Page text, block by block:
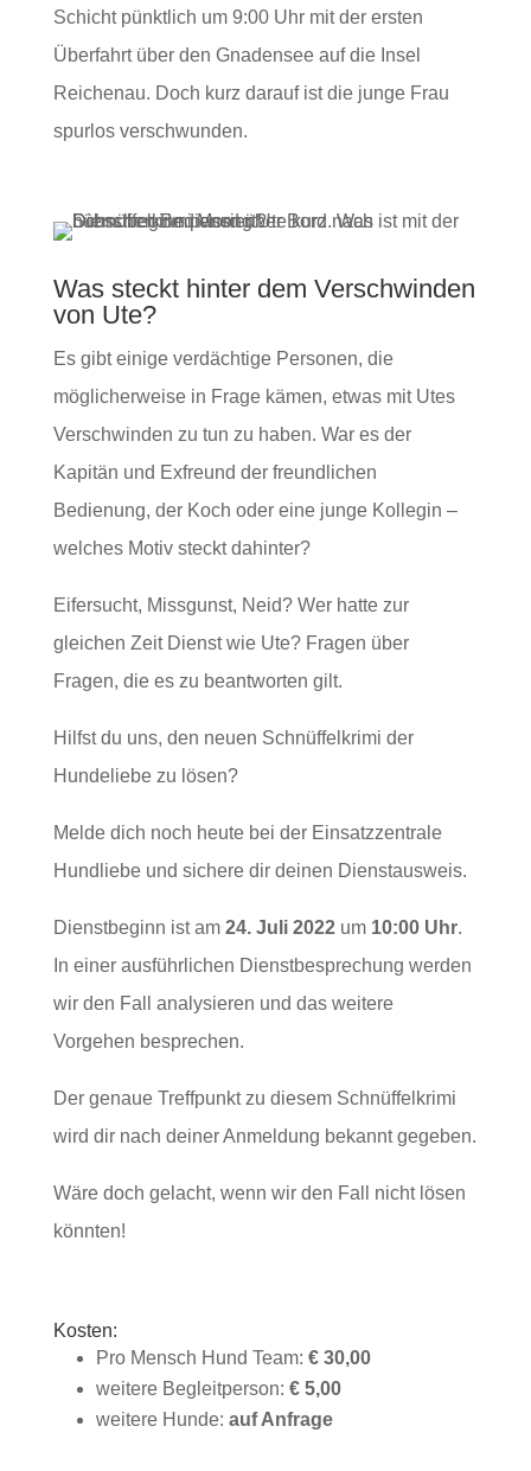
Schicht pünktlich um 9:00 Uhr mit der ersten
Überfahrt über den Gnadensee auf die Insel
Reichenau. Doch kurz darauf ist die junge Frau
spurlos verschwunden.
Was steckt hinter dem Verschwinden
von Ute?
Es gibt einige verdächtige Personen, die
möglicherweise in Frage kämen, etwas mit Utes
Verschwinden zu tun zu haben. War es der
Kapitän und Exfreund der freundlichen
Bedienung, der Koch oder eine junge Kollegin –
welches Motiv steckt dahinter?
Eifersucht, Missgunst, Neid? Wer hatte zur
gleichen Zeit Dienst wie Ute? Fragen über
Fragen, die es zu beantworten gilt.
Hilfst du uns, den neuen Schnüffelkrimi der
Hundeliebe zu lösen?
Melde dich noch heute bei der Einsatzzentrale
Hundliebe und sichere dir deinen Dienstausweis.
Dienstbeginn ist am 24. Juli 2022um 10:00 Uhr.
In einer ausführlichen Dienstbesprechung werden
wir den Fall analysieren und das weitere
Vorgehen besprechen.
Der genaue Treffpunkt zu diesem Schnüffelkrimi
wird dir nach deiner Anmeldung bekannt gegeben.
Wäre doch gelacht, wenn wir den Fall nicht lösen
könnten!
Kosten:
Pro Mensch Hund Team: € 30,00
weitere Begleitperson: € 5,00
weitere Hunde: auf Anfrage